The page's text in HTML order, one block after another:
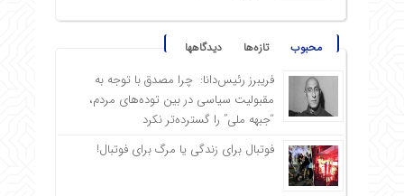
محبوب تازه‌ها دیدگاهها
فریبرز رئیس‌دانا: چرا مصدق با توجه به
مقبولیت سیاسی در بین توده‌های مردم،
“جبهه ملی” را گسترده‌تر نکرد
فوتبال برای زندگی یا مرگ برای فوتبال!